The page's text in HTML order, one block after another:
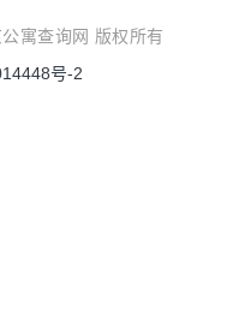
寓查询网 版权所有
号-2